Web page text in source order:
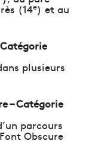
(14e) et au
plusieurs
– Catégorie
parcours
Obscure